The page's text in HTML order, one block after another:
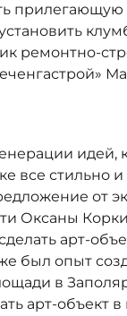
ремонтно-
идей,
все стильно и
от
Оксаны
арт-
был опыт
в
арт-объект в